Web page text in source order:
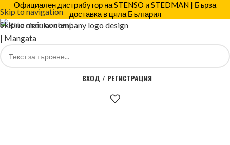
Skip to navigation
Skip to main content
Официален дистрибутор на STENSO и STEDMAN | Бърза
доставка в цяла България
ВХОД / РЕГИСТРАЦИЯ